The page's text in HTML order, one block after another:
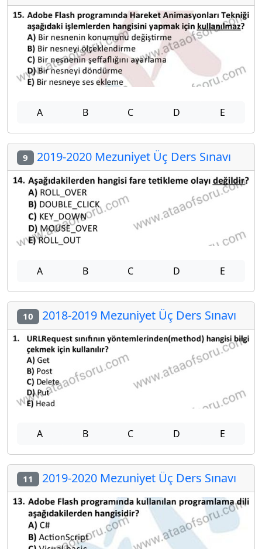
A B C D E
9 2019-2020 Mezuniyet Üç Ders Sınavı
A B C D E
10 2018-2019 Mezuniyet Üç Ders Sınavı
A B C D E
11 2019-2020 Mezuniyet Üç Ders Sınavı